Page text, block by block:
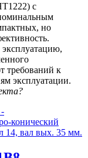
с
но
требований к
эксплуатации.